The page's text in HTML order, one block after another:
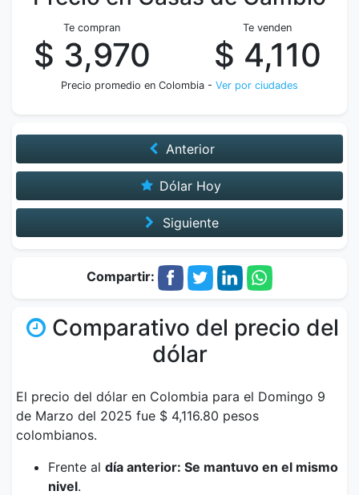
Te compran
$ 3,970
Te venden
$ 4,110
Precio promedio en Colombia - Ver por ciudades
Anterior
Dólar Hoy
Siguiente
Compartir:
Comparativo del precio del
dólar
El precio del dólar en Colombia para el Domingo 9
de Marzo del 2025 fue $ 4,116.80 pesos
colombianos.
Frente al día anterior: Se mantuvo en el mismo
nivel.